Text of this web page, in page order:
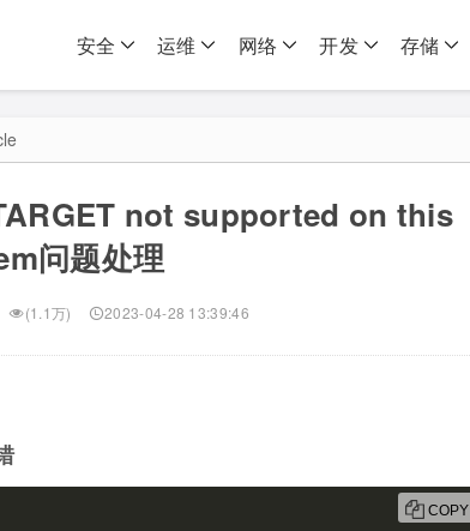
安全 运维 网络 开发 存储
not supported on this
问题处理
(1.1万) 2023-04-28 13:39:46
COPY